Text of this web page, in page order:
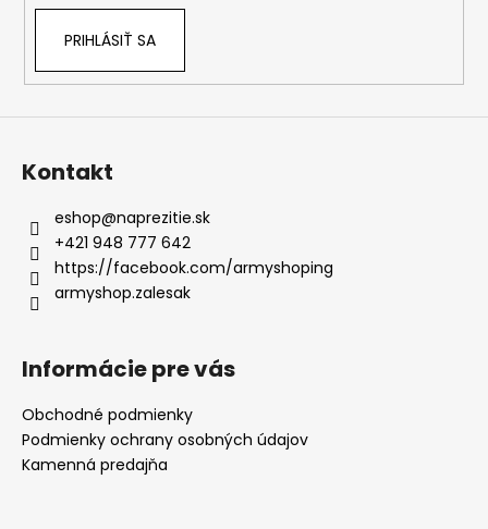
PRIHLÁSIŤ SA
Kontakt
eshop@naprezitie.sk
+421 948 777 642
https://facebook.com/armyshoping
armyshop.zalesak
Informácie pre vás
Obchodné podmienky
Podmienky ochrany osobných údajov
Kamenná predajňa